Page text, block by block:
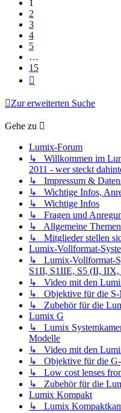
1
2
3
4
5
…
15
Zur erweiterten Suche
Gehe zu
Lumix-Forum
↳ Willkommen im
2011 - wer steckt
↳ Impressum &
↳ Wichtige Infos,
↳ Wichtige Infos
↳ Fragen und
↳ Allgemeine
↳ Mitglieder stellen
Lumix-Vollformat-
↳ Lumix-Vollformat-
S1II, S1IIE, S5 (II, IIX,
↳ Video mit den
↳ Objektive für die S-
↳ Zubehör für die
Lumix G
↳ Lumix
Modelle
↳ Video mit den
↳ Objektive für die
↳ Low cost lenses
↳ Zubehör für die
Lumix Kompakt
↳ Lumix